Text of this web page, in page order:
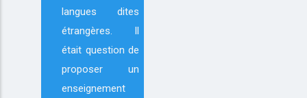
langues dites
étrangères. Il
était question de
proposer un
enseignement